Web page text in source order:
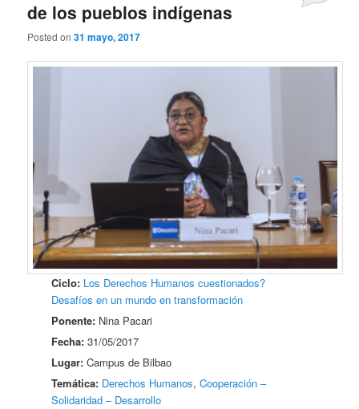
de los pueblos indígenas
Posted on31 mayo, 2017
Ciclo: Los Derechos Humanos cuestionados?
Desafíos en un mundo en transformación
Ponente: Nina Pacari
Fecha: 31/05/2017
Lugar: Campus de Bilbao
Temática: Derechos Humanos,Cooperación –
Solidaridad – Desarrollo